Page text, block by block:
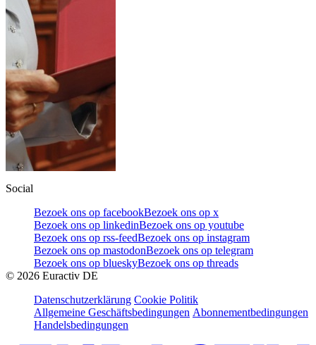
Social
Bezoek ons op facebookBezoek ons op x
Bezoek ons op linkedinBezoek ons op youtube
Bezoek ons op rss-feedBezoek ons op instagram
Bezoek ons op mastodonBezoek ons op telegram
Bezoek ons op blueskyBezoek ons op threads
© 2026 Euractiv DE
Datenschutzerklärung Cookie Politik
Allgemeine Geschäftsbedingungen Abonnementbedingungen
Handelsbedingungen